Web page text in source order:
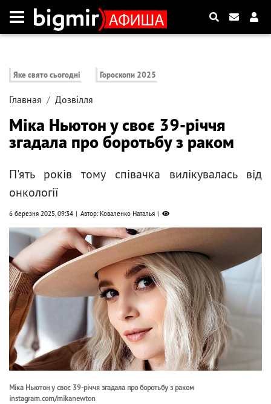
Яке свято сьогодні Гороскопи 2025
Главная Дозвілля
Міка Ньютон у своє 39-річчя
згадала про боротьбу з раком
П'ять років тому співачка вилікувалась від
онкології
6 березня 2025, 09:34 Автор: Коваленко Наталья
Міка Ньютон у своє 39-річчя згадала про боротьбу з раком
instagram.com/mikanewton